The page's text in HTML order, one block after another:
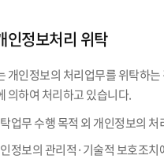
인정보처리 위탁
개인정보의 처리업무를 위탁하
의하여 처리하고 있습니다.
업무 수행 목적 외 개인정보의
정보의 관리적·기술적 보호조치